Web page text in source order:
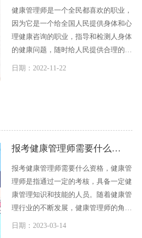
健康管理师是一个全民都喜欢的职业，
因为它是一个给全国人民提供身体和心
理健康咨询的职业，指导和检测人身体
的健康问题，随时给人民提供合理的生
活和饮食指导。健康管理师分为三个等
日期：2022-11-22
报考健康管理师需要什么资格
报考健康管理师需要什么资格，健康管
理师是指通过一定的考核，具备一定健
康管理知识和技能的人员。随着健康管
理行业的不断发展，健康管理师的角色
也越来越受到重视。如果您想要报考健
日期：2023-03-14